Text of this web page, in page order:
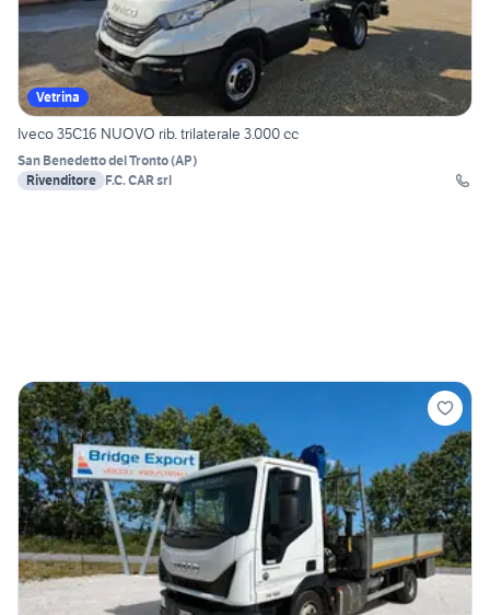
Vetrina
Iveco 35C16 NUOVO rib. trilaterale 3.000 cc
San Benedetto del Tronto(AP)
Rivenditore F.C. CAR srl